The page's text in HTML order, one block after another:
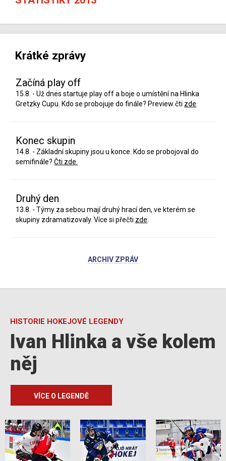
Krátké zprávy
Začíná play off
15.8. - Už dnes startuje play off a boje o umístění na Hlinka
Gretzky Cupu. Kdo se probojuje do finále? Preview čti zde
Konec skupin
14.8. - Základní skupiny jsou u konce. Kdo se probojoval do
semifinále? Čti zde.
Druhý den
13.8. - Týmy za sebou mají druhý hrací den, ve kterém se
skupiny zdramatizovaly. Více si přečti zde
ARCHIV ZPRÁV
HISTORIE HOKEJOVÉ LEGENDY
Ivan Hlinka a vše kolem
něj
VÍCE O LEGENDĚ